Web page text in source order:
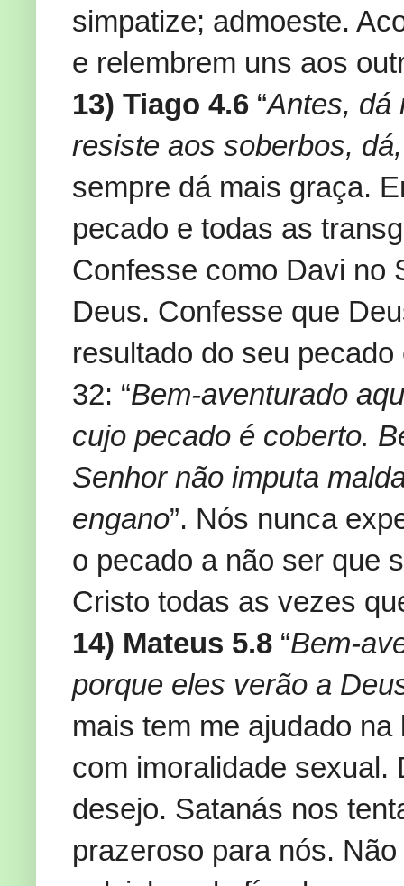
simpatize; admoeste.
e relembrem uns aos
13) Tiago 4.6 “Antes, dá
resiste aos soberbos,
sempre dá mais graça.
pecado e todas as
Confesse como Davi no
Deus. Confesse que
resultado do seu
32: “Bem-aventurado
cujo pecado é coberto.
Senhor não imputa
engano”. Nós nunca
o pecado a não ser que
Cristo todas as vezes
14) Mateus 5.8 “Bem-
porque eles verão a
mais tem me ajudado
com imoralidade sexual.
desejo. Satanás nos
prazeroso para nós.